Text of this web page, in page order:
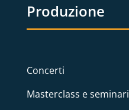
Produzione
Concerti
Masterclass e seminari